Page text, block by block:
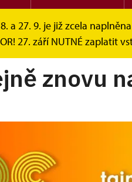
a 27. 9. je již zcela
27. září NUTNÉ zaplatit
znovu na...
znovu